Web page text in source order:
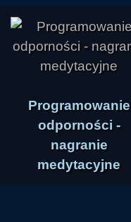
Programowanie
odporności -
nagranie
medytacyjne